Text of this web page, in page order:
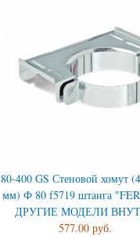
80-400 GS Стеновой хомут
мм) Ф 80 f5719 штанга
ДРУГИЕ МОДЕЛИ
577.00 руб.